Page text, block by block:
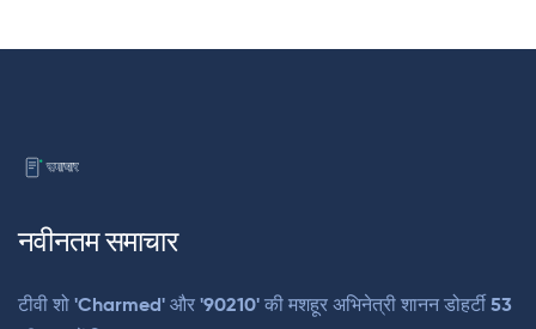
नवीनतम समाचार
टीवी शो 'Charmed' और '90210' की मशहूर अभिनेत्री शानन डोहर्टी 53